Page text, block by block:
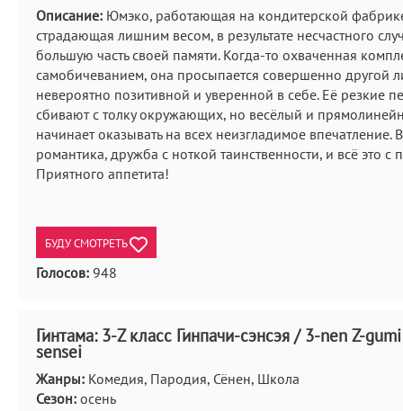
Описание: Юмэко, работающая на кондитерской
страдающая лишним весом, в результате несчастного
большую часть своей памяти. Когда-то охваченная
самобичеванием, она просыпается совершенно другой
невероятно позитивной и уверенной в себе. Её резкие
сбивают с толку окружающих, но весёлый и
начинает оказывать на всех неизгладимое впечатление.
романтика, дружба с ноткой таинственности, и всё это с
Приятного аппетита!
БУДУ СМОТРЕТЬ
Голосов: 948
Гинтама: 3-Z класс Гинпачи-сэнсэя / 3-nen Z-
sensei
Жанры: Комедия, Пародия, Сёнен, Школа
Сезон: осень